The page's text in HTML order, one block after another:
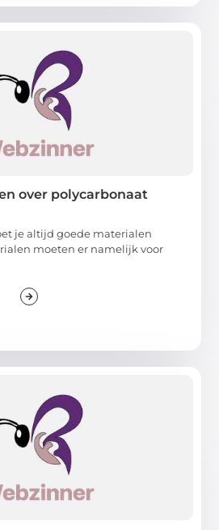
over polycarbonaat
je altijd goede materialen
moeten er namelijk voor